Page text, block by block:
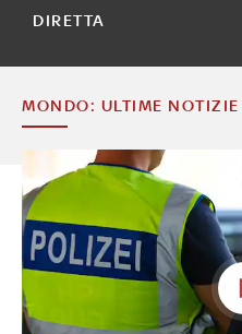
DIRETTA
MONDO: ULTIME NOTIZIE